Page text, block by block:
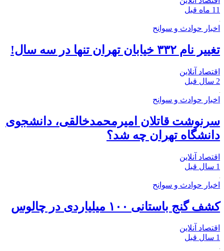
11 ماه قبل
اخبار حوادث و سوانح
تغییر نام ۳۳۲ خیابان تهران تنها در سه سال!
اقتصاد آنلاین
2 سال قبل
اخبار حوادث و سوانح
سرنوشت قاتلان امیرمحمدخالقی، دانشجوی
دانشگاه تهران چه شد؟
اقتصاد آنلاین
1 سال قبل
اخبار حوادث و سوانح
کشف گنج باستانی ۱۰۰ میلیاردی در چالوس
اقتصاد آنلاین
1 سال قبل